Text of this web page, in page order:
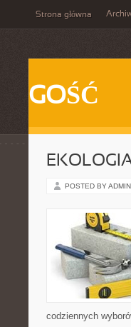
Strona główna
GOŚĆ
POSTED BY ADMIN
codziennych